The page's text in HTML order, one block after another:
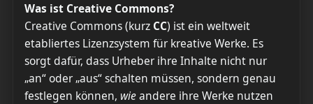
Was ist Creative Commons?
Creative Commons (kurz CC) ist ein weltweit
etabliertes Lizenzsystem für kreative Werke. Es
sorgt dafür, dass Urheber ihre Inhalte nicht nur
„an“ oder „aus“ schalten müssen, sondern genau
festlegen können, wieandere ihre Werke nutzen